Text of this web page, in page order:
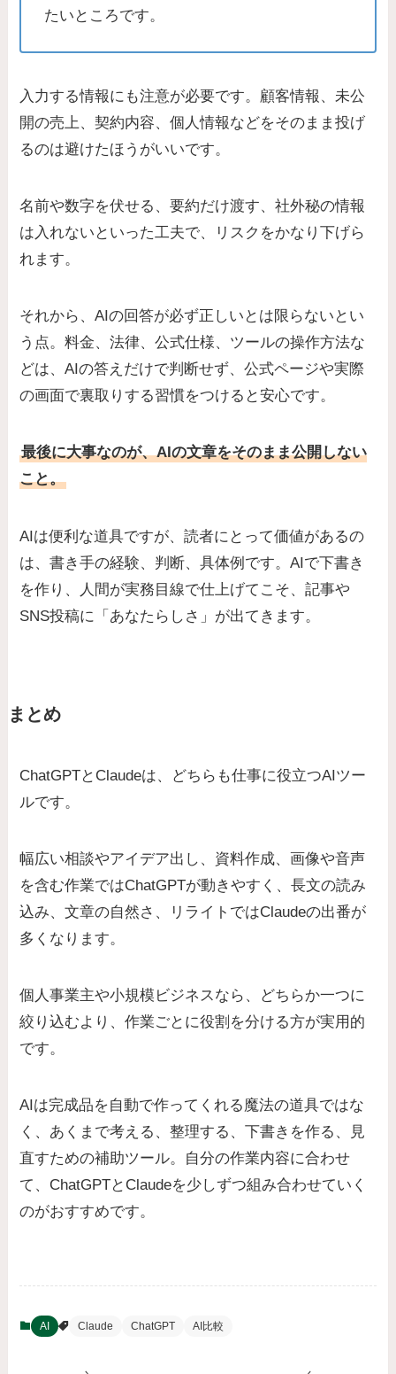
たいところです。
入力する情報にも注意が必要です。顧客情報、未公
開の売上、契約内容、個人情報などをそのまま投げ
るのは避けたほうがいいです。
名前や数字を伏せる、要約だけ渡す、社外秘の情報
は入れないといった工夫で、リスクをかなり下げら
れます。
それから、AIの回答が必ず正しいとは限らないとい
う点。料金、法律、公式仕様、ツールの操作方法な
どは、AIの答えだけで判断せず、公式ページや実際
の画面で裏取りする習慣をつけると安心です。
最後に大事なのが、AIの文章をそのまま公開しない
こと。
AIは便利な道具ですが、読者にとって価値があるの
は、書き手の経験、判断、具体例です。AIで下書き
を作り、人間が実務目線で仕上げてこそ、記事や
SNS投稿に「あなたらしさ」が出てきます。
まとめ
ChatGPTとClaudeは、どちらも仕事に役立つAIツー
ルです。
幅広い相談やアイデア出し、資料作成、画像や音声
を含む作業ではChatGPTが動きやすく、長文の読み
込み、文章の自然さ、リライトではClaudeの出番が
多くなります。
個人事業主や小規模ビジネスなら、どちらか一つに
絞り込むより、作業ごとに役割を分ける方が実用的
です。
AIは完成品を自動で作ってくれる魔法の道具ではな
く、あくまで考える、整理する、下書きを作る、見
直すための補助ツール。自分の作業内容に合わせ
て、ChatGPTとClaudeを少しずつ組み合わせていく
のがおすすめです。
AI Claude ChatGPT AI比較